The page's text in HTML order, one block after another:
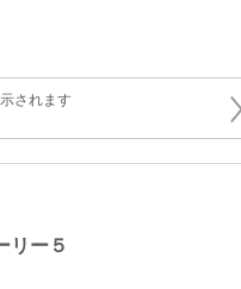
されます
リー５